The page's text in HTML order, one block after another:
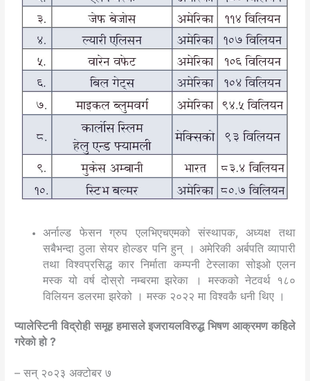
अर्नाल्ड फेसन ग्रुप एलभिएचएमको संस्थापक, अध्यक्ष तथा
सबैभन्दा ठुला सेयर होल्डर पनि हुन् । अमेरिकी अर्बपति व्यापारी
तथा विश्वप्रसिद्ध कार निर्माता कम्पनी टेस्लाका सोइओ एलन
मस्क यो वर्ष दोस्रो नम्बरमा झरेका । मस्कको नेटवर्थ १८०
विलियन डलरमा झरेको । मस्क २०२२ मा विश्वकै धनी थिए ।
प्यालेस्टिनी विद्रोही समूह हमासले इजरायलविरुद्ध भिषण आक्रमण कहिले
गरेको हो ?
– सन् २०२३ अक्टोबर ७